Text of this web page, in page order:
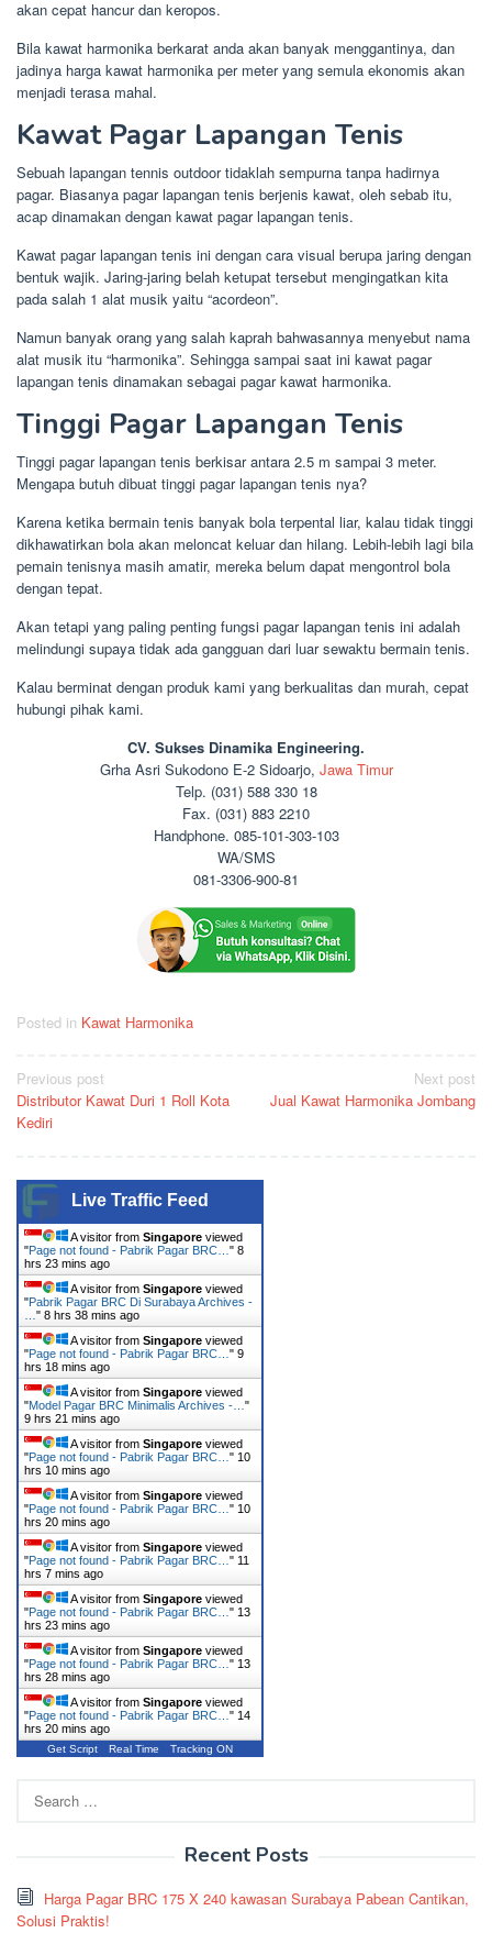
akan cepat hancur dan keropos.
Bila kawat harmonika berkarat anda akan banyak menggantinya, dan
jadinya harga kawat harmonika per meter yang semula ekonomis akan
menjadi terasa mahal.
Kawat Pagar Lapangan Tenis
Sebuah lapangan tennis outdoor tidaklah sempurna tanpa hadirnya
pagar. Biasanya pagar lapangan tenis berjenis kawat, oleh sebab itu,
acap dinamakan dengan kawat pagar lapangan tenis.
Kawat pagar lapangan tenis ini dengan cara visual berupa jaring dengan
bentuk wajik. Jaring-jaring belah ketupat tersebut mengingatkan kita
pada salah 1 alat musik yaitu “acordeon”.
Namun banyak orang yang salah kaprah bahwasannya menyebut nama
alat musik itu “harmonika”. Sehingga sampai saat ini kawat pagar
lapangan tenis dinamakan sebagai pagar kawat harmonika.
Tinggi Pagar Lapangan Tenis
Tinggi pagar lapangan tenis berkisar antara 2.5 m sampai 3 meter.
Mengapa butuh dibuat tinggi pagar lapangan tenis nya?
Karena ketika bermain tenis banyak bola terpental liar, kalau tidak tinggi
dikhawatirkan bola akan meloncat keluar dan hilang. Lebih-lebih lagi bila
pemain tenisnya masih amatir, mereka belum dapat mengontrol bola
dengan tepat.
Akan tetapi yang paling penting fungsi pagar lapangan tenis ini adalah
melindungi supaya tidak ada gangguan dari luar sewaktu bermain tenis.
Kalau berminat dengan produk kami yang berkualitas dan murah, cepat
hubungi pihak kami.
CV. Sukses Dinamika Engineering.
Grha Asri Sukodono E-2 Sidoarjo, Jawa Timur
Telp. (031) 588 330 18
Fax. (031) 883 2210
Handphone. 085-101-303-103
WA/SMS
081-3306-900-81
Posted in Kawat Harmonika
Post
navigation
Previous post
Distributor Kawat Duri 1 Roll Kota
Kediri
Next post
Jual Kawat Harmonika Jombang
Live Traffic Feed
A visitor from Singapore viewed
"Page not found - Pabrik Pagar BRC… " 8
hrs 23 mins ago
A visitor from Singapore viewed
"Pabrik Pagar BRC Di Surabaya Archives -
" 8 hrs 38 mins ago
A visitor from Singapore viewed
"Page not found - Pabrik Pagar BRC… " 9
hrs 18 mins ago
A visitor from Singapore viewed
"Model Pagar BRC Minimalis Archives -… "
9 hrs 21 mins ago
A visitor from Singapore viewed
"Page not found - Pabrik Pagar BRC… " 10
hrs 10 mins ago
A visitor from Singapore viewed
"Page not found - Pabrik Pagar BRC… " 10
hrs 20 mins ago
A visitor from Singapore viewed
"Page not found - Pabrik Pagar BRC… " 11
hrs 7 mins ago
A visitor from Singapore viewed
"Page not found - Pabrik Pagar BRC… " 13
hrs 23 mins ago
A visitor from Singapore viewed
"Page not found - Pabrik Pagar BRC… " 13
hrs 28 mins ago
A visitor from Singapore viewed
"Page not found - Pabrik Pagar BRC… " 14
hrs 20 mins ago
Get Script Real Time Tracking ON
for:
Recent Posts
Harga Pagar BRC 175 X 240 kawasan Surabaya Pabean Cantikan,
Solusi Praktis!